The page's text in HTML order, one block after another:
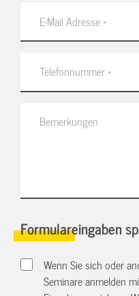
Formulareingaben
Wenn Sie sich oder
Seminare anmelden